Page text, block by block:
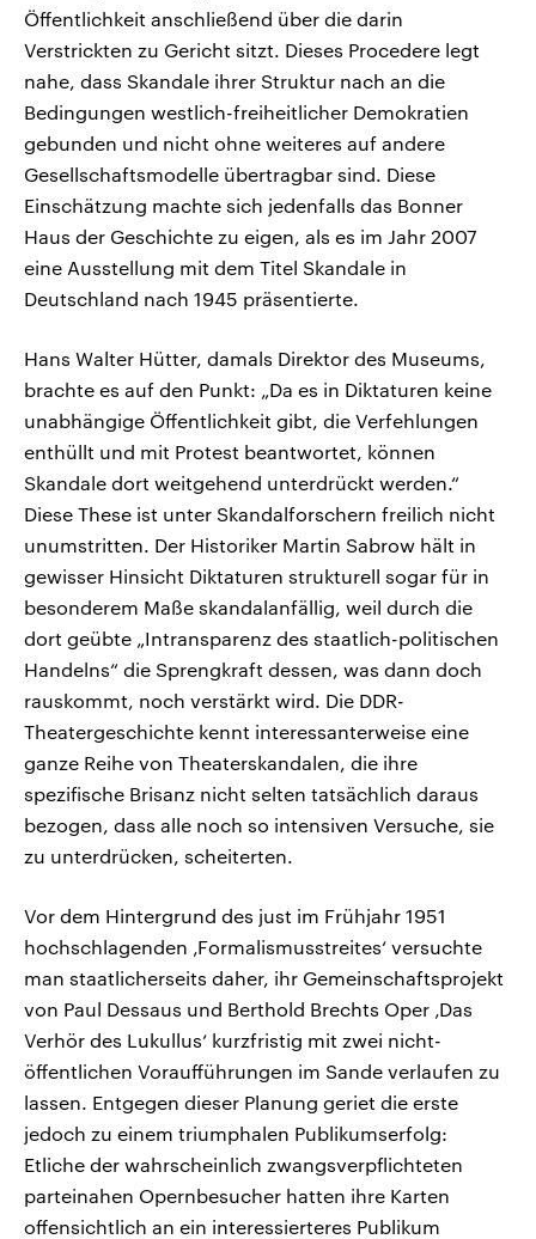
Öffentlichkeit anschließend über die darin
Verstrickten zu Gericht sitzt. Dieses Procedere legt
nahe, dass Skandale ihrer Struktur nach an die
Bedingungen westlich-freiheitlicher Demokratien
gebunden und nicht ohne weiteres auf andere
Gesellschaftsmodelle übertragbar sind. Diese
Einschätzung machte sich jedenfalls das Bonner
Haus der Geschichte zu eigen, als es im Jahr 2007
eine Ausstellung mit dem Titel Skandale in
Deutschland nach 1945 präsentierte.
Hans Walter Hütter, damals Direktor des Museums,
brachte es auf den Punkt: „Da es in Diktaturen keine
unabhängige Öffentlichkeit gibt, die Verfehlungen
enthüllt und mit Protest beantwortet, können
Skandale dort weitgehend unterdrückt werden.“
Diese These ist unter Skandalforschern freilich nicht
unumstritten. Der Historiker Martin Sabrow hält in
gewisser Hinsicht Diktaturen strukturell sogar für in
besonderem Maße skandalanfällig, weil durch die
dort geübte „Intransparenz des staatlich-politischen
Handelns“ die Sprengkraft dessen, was dann doch
rauskommt, noch verstärkt wird. Die DDR-
Theatergeschichte kennt interessanterweise eine
ganze Reihe von Theaterskandalen, die ihre
spezifische Brisanz nicht selten tatsächlich daraus
bezogen, dass alle noch so intensiven Versuche, sie
zu unterdrücken, scheiterten.
Vor dem Hintergrund des just im Frühjahr 1951
hochschlagenden ‚Formalismusstreites‘ versuchte
man staatlicherseits daher, ihr Gemeinschaftsprojekt
von Paul Dessaus und Berthold Brechts Oper ‚Das
Verhör des Lukullus‘ kurzfristig mit zwei nicht-
öffentlichen Voraufführungen im Sande verlaufen zu
lassen. Entgegen dieser Planung geriet die erste
jedoch zu einem triumphalen Publikumserfolg:
Etliche der wahrscheinlich zwangsverpflichteten
parteinahen Opernbesucher hatten ihre Karten
offensichtlich an ein interessierteres Publikum